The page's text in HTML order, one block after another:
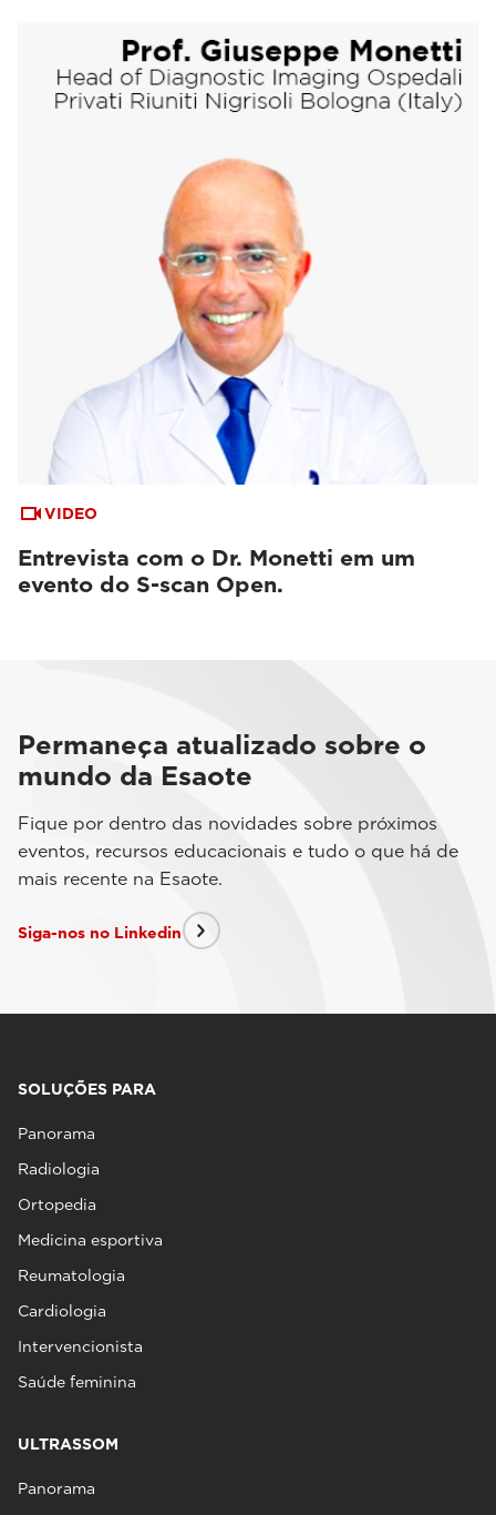
VIDEO
Entrevista com o Dr. Monetti em um
evento do S-scan Open.
Permaneça atualizado sobre o
mundo da Esaote
Fique por dentro das novidades sobre próximos
eventos, recursos educacionais e tudo o que há de
mais recente na Esaote.
Siga-nos no Linkedin
SOLUÇÕES PARA
Panorama
Radiologia
Ortopedia
Medicina esportiva
Reumatologia
Cardiologia
Intervencionista
Saúde feminina
ULTRASSOM
Panorama